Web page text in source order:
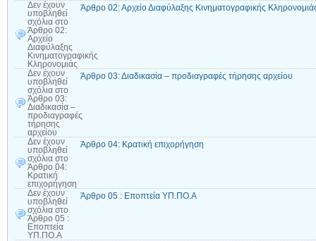
Δεν έχουν
υποβληθεί
σχόλια στο
Άρθρο 02:
Αρχείο
Διαφύλαξης
Κινηματογραφικής
Κληρονομιάς
Άρθρο 02: Αρχείο Διαφύλαξης Κινηματογραφικής
Δεν έχουν
υποβληθεί
σχόλια στο
Άρθρο 03:
Διαδικασία –
προδιαγραφές
τήρησης
αρχείου
Άρθρο 03: Διαδικασία – προδιαγραφές τήρησης αρχείου
Δεν έχουν
υποβληθεί
σχόλια στο
Άρθρο 04:
Κρατική
επιχορήγηση
Άρθρο 04: Κρατική επιχορήγηση
Δεν έχουν
υποβληθεί
σχόλια στο
Άρθρο 05 :
Εποπτεία
ΥΠ.ΠΟ.Α
Άρθρο 05 : Εποπτεία ΥΠ.ΠΟ.Α